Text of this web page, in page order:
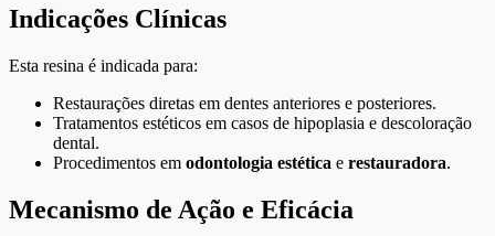
Indicações Clínicas
Esta resina é indicada para:
Restaurações diretas em dentes anteriores e posteriores.
Tratamentos estéticos em casos de hipoplasia e descoloração
dental.
Procedimentos em odontologia estética e restauradora.
Mecanismo de Ação e Eficácia